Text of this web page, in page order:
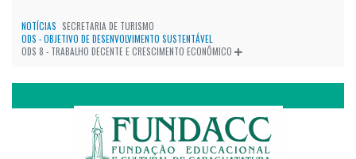
NOTÍCIAS SECRETARIA DE TURISMO
ODS - OBJETIVO DE DESENVOLVIMENTO SUSTENTÁVEL
ODS 8 - TRABALHO DECENTE E CRESCIMENTO ECONÔMICO